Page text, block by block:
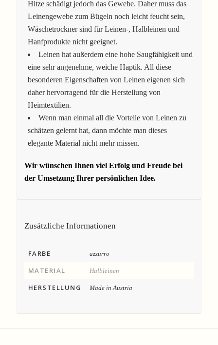
Hitze schädigt jedoch das Gewebe. Daher muss das
Leinengewebe zum Bügeln noch leicht feucht sein,
Wäschetrockner sind für Leinen-, Halbleinen und
Hanfprodukte nicht geeignet.
Leinen hat außerdem eine hohe Saugfähigkeit und
eine sehr angenehme, weiche Haptik. All diese
besonderen Eigenschaften von Leinen eigenen sich
daher hervorragend für die Herstellung von
Heimtextilien.
Wenn man einmal all die Vorteile von Leinen zu
schätzen gelernt hat, dann möchte man dieses
elegante Material nicht mehr missen.
Wir wünschen Ihnen viel Erfolg und Freude bei
der Umsetzung Ihrer persönlichen Idee.
Zusätzliche Informationen
FARBE azzurro
MATERIAL Halbleinen
HERSTELLUNG Made in Austria